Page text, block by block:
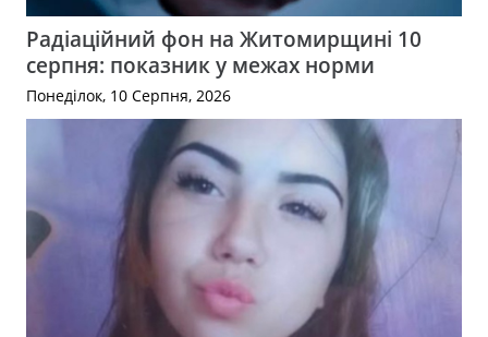
Радіаційний фон на Житомирщині 10
серпня: показник у межах норми
Понеділок, 10 Серпня, 2026